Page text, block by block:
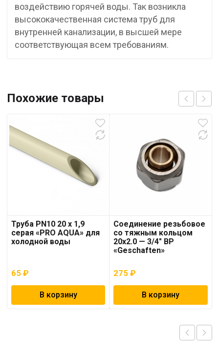
воздействию горячей воды. Так возникла
высококачественная система труб для
внутренней канализации, в высшей мере
соответствующая всем требованиям.
Похожие товары
Труба PN10 20 x 1,9
серая «PRO AQUA» для
холодной воды
65 ₽
В корзину
Соединение резьбовое
со тяжным кольцом
20х2.0 — 3/4″ ВР
«Geschaften»
275₽
В корзину